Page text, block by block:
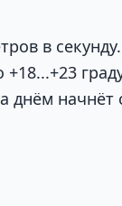
в
+18...+23
днём начнёт